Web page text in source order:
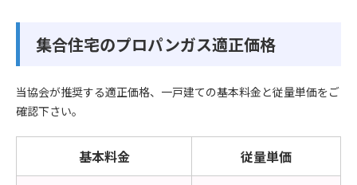
集合住宅のプロパンガス適正価格
当協会が推奨する適正価格、一戸建ての基本料金と従量単価をご
確認下さい。
基本料金 従量単価